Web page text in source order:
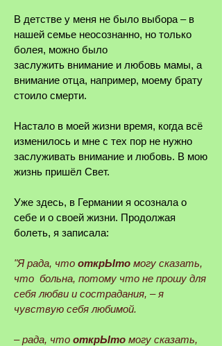
В детстве у меня не было выбора ‒ в
нашей семье неосознанно, но только
болея, можно было
заслужить внимание и любовь мамы, а
внимание отца, например, моему брату
стоило смерти.
Настало в моей жизни время, когда всё
изменилось и мне с тех пор не нужно
заслуживать внимание и любовь. В мою
жизнь пришёл Свет.
Уже здесь, в Германии я осознала о
себе и о своей жизни. Продолжая
болеть, я записала:
"Я рада, что открЫто могу сказать,
что больна, потому что не прошу для
себя любви и сострадания, ‒ я
чувствую себя любимой.
‒ рада, что открЫто могу сказать,